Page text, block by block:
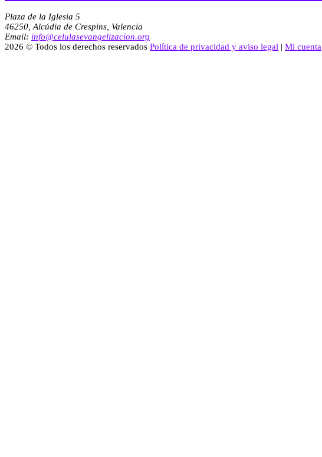
Plaza de la Iglesia 5
46250, Alcúdia de Crespins, Valencia
Email: info@celulasevangelizacion.org
2026 © Todos los derechos reservados Política de privacidad y aviso legal | Mi cuenta